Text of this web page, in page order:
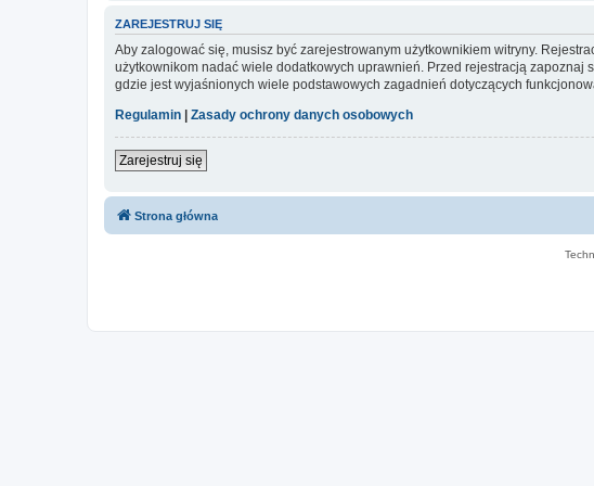
ZAREJESTRUJ SIĘ
Aby zalogować się, musisz być zarejestrowanym użytkownikiem witryny.
użytkownikom nadać wiele dodatkowych uprawnień. Przed rejestracją
gdzie jest wyjaśnionych wiele podstawowych zagadnień dotyczących
Regulamin | Zasady ochrony danych osobowych
Zarejestruj się
Strona główna